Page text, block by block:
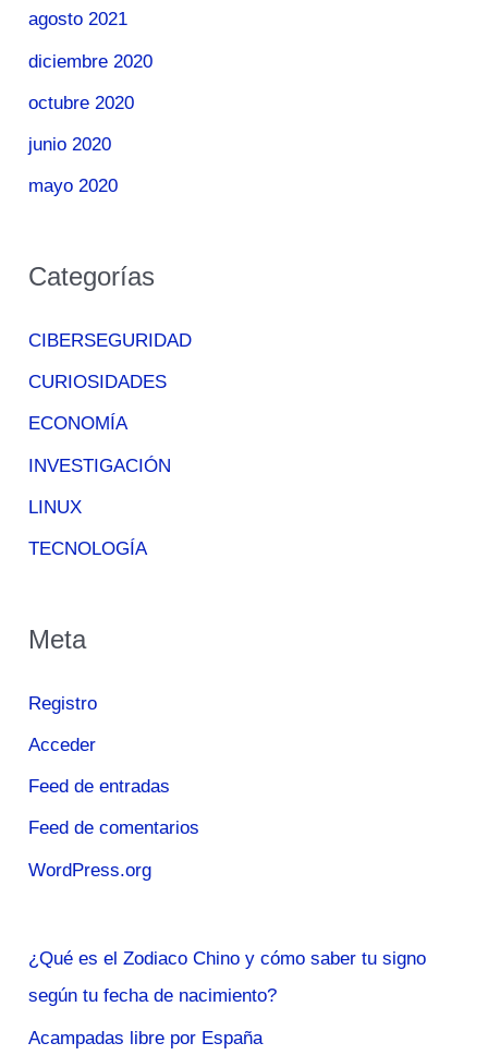
agosto 2021
diciembre 2020
octubre 2020
junio 2020
mayo 2020
Categorías
CIBERSEGURIDAD
CURIOSIDADES
ECONOMÍA
INVESTIGACIÓN
LINUX
TECNOLOGÍA
Meta
Registro
Acceder
Feed de entradas
Feed de comentarios
WordPress.org
¿Qué es el Zodiaco Chino y cómo saber tu signo
según tu fecha de nacimiento?
Acampadas libre por España